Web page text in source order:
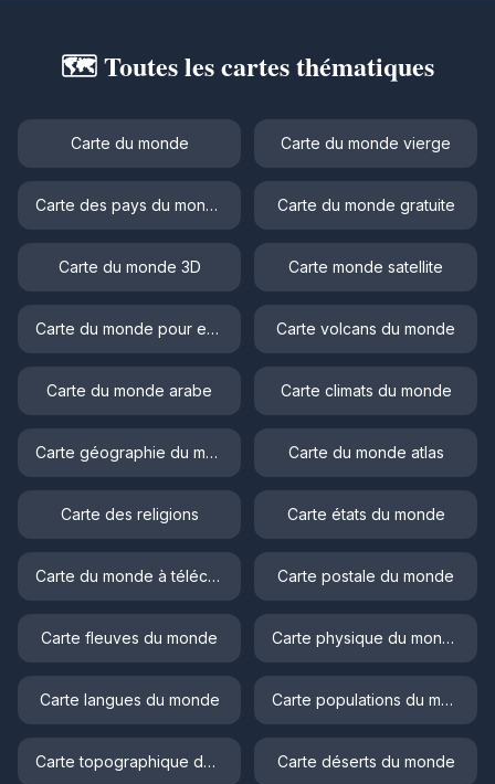
🗺️ Toutes les cartes thématiques
Carte du monde Carte du monde vierge
Carte des pays du monde Carte du monde gratuite
Carte du monde 3D Carte monde satellite
Carte du monde pour enfant Carte volcans du monde
Carte du monde arabe Carte climats du monde
Carte géographie du monde Carte du monde atlas
Carte des religions Carte états du monde
Carte du monde à télécharger Carte postale du monde
Carte fleuves du monde Carte physique du monde
Carte langues du monde Carte populations du monde
Carte topographique du monde Carte déserts du monde